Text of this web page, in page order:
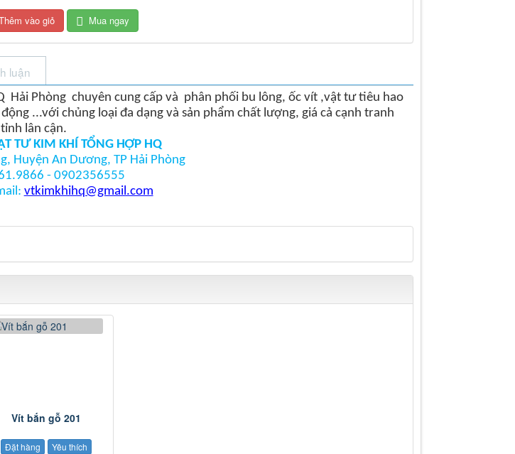
vào giỏ Mua ngay
luận
Hải Phòng chuyên cung cấp và phân phối bu lông, ốc vít ,vật tư tiêu hao
...với chủng loại đa dạng và sản phẩm chất lượng, giá cả cạnh tranh
lân cận.
TƯ KIM KHÍ TỔNG HỢP HQ
Huyện An Dương, TP Hải Phòng
- 0902356555
vtkimkhihq@gmail.com
Vít bắn gỗ 201
Đặt hàng Yêu thích